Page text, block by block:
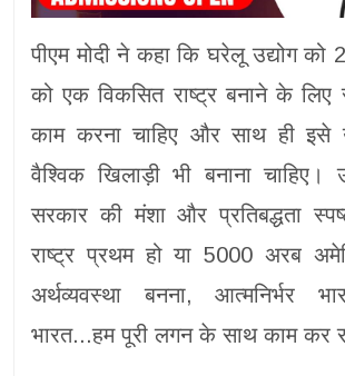
पीएम मोदी ने कहा कि घरेलू उद्योग
को एक विकसित राष्ट्र बनाने के
काम करना चाहिए और साथ ही इसे
वैश्विक खिलाड़ी भी बनाना चाहिए।
सरकार की मंशा और प्रतिबद्धता
राष्ट्र प्रथम हो या 5000 अरब
अर्थव्यवस्था बनना, आत्मनिर्भर
भारत...हम पूरी लगन के साथ काम कर